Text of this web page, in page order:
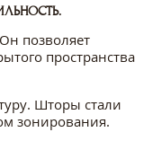
позволяет
пространства
Шторы стали
зонирования.